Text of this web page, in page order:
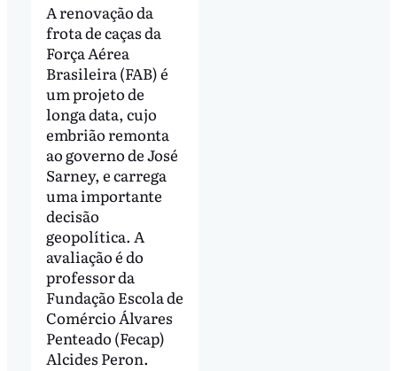
A renovação da
frota de caças da
Força Aérea
Brasileira (FAB) é
um projeto de
longa data, cujo
embrião remonta
ao governo de José
Sarney, e carrega
uma importante
decisão
geopolítica. A
avaliação é do
professor da
Fundação Escola de
Comércio Álvares
Penteado (Fecap)
Alcides Peron.